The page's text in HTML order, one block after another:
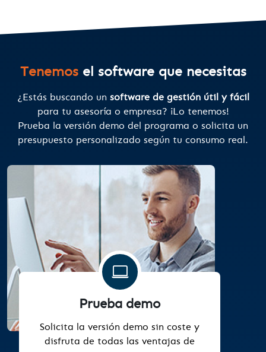
Tenemosel software que necesitas
¿Estás buscando un software de gestión útil y fácil
para tu asesoría o empresa? ¡Lo tenemos!
Prueba la versión demo del programa o solicita un
presupuesto personalizado según tu consumo real.
Prueba demo
Solicita la versión demo sin coste y
disfruta de todas las ventajas de